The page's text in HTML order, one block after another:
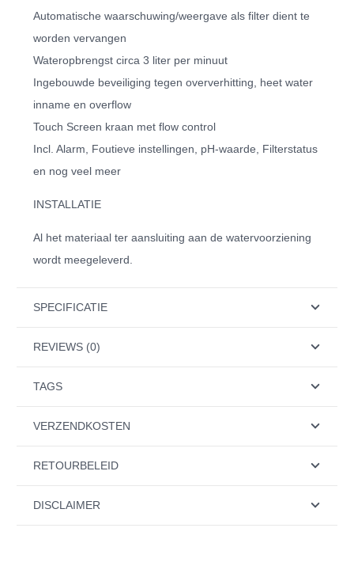
Automatische waarschuwing/weergave als filter dient te
worden vervangen
Wateropbrengst circa 3 liter per minuut
Ingebouwde beveiliging tegen oververhitting, heet water
inname en overflow
Touch Screen kraan met flow control
Incl. Alarm, Foutieve instellingen, pH-waarde, Filterstatus
en nog veel meer
INSTALLATIE
Al het materiaal ter aansluiting aan de watervoorziening
wordt meegeleverd.
SPECIFICATIE
REVIEWS (0)
TAGS
VERZENDKOSTEN
RETOURBELEID
DISCLAIMER